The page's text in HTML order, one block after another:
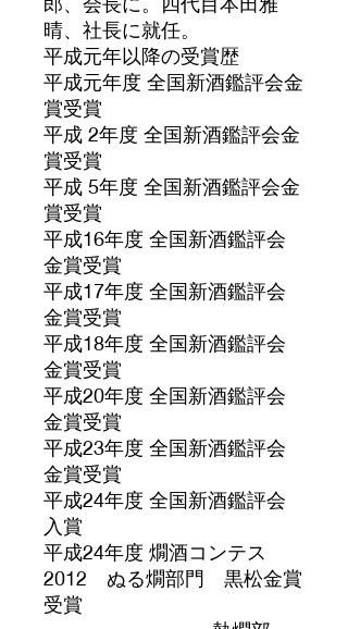
晴、社長に就任。
平成元年以降の受賞歴
平成元年度 全国新酒鑑評会金
賞受賞
平成 2年度 全国新酒鑑評会金
賞受賞
平成 5年度 全国新酒鑑評会金
賞受賞
平成16年度 全国新酒鑑評会
金賞受賞
平成17年度 全国新酒鑑評会
金賞受賞
平成18年度 全国新酒鑑評会
金賞受賞
平成20年度 全国新酒鑑評会
金賞受賞
平成23年度 全国新酒鑑評会
金賞受賞
平成24年度 全国新酒鑑評会
入賞
平成24年度 燗酒コンテス
2012 ぬる燗部門 黒松金賞
受賞